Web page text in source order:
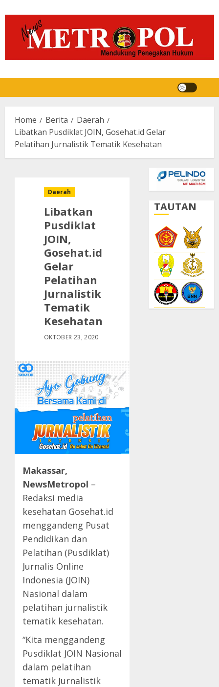
to
content
Home Berita
Daerah
Libatkan Pusdiklat JOIN, Gosehat.id Gelar
Pelatihan Jurnalistik Tematik Kesehatan
Daerah
Libatkan
Pusdiklat
JOIN,
Gosehat.id
Gelar
Pelatihan
Jurnalistik
Tematik
Kesehatan
OKTOBER 23, 2020
Makassar,
NewsMetropol –
Redaksi media
kesehatan Gosehat.id
menggandeng Pusat
Pendidikan dan
Pelatihan (Pusdiklat)
Jurnalis Online
Indonesia (JOIN)
Nasional dalam
pelatihan jurnalistik
tematik kesehatan.
“Kita menggandeng
Pusdiklat JOIN Nasional
dalam pelatihan
tematik Jurnalistik
TAUTAN